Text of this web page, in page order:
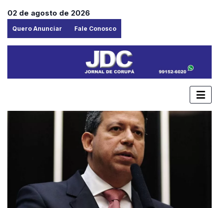
02 de agosto de 2026
Quero Anunciar Fale Conosco